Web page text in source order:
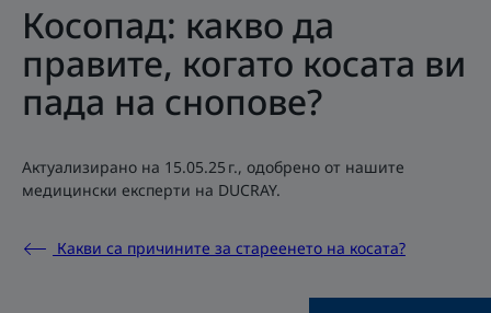
Косопад: какво да
правите, когато косата ви
пада на снопове?
Актуализирано на 15.05.25 г., одобрено от нашите
медицински експерти на DUCRAY.
Какви са причините за стареенето на косата?